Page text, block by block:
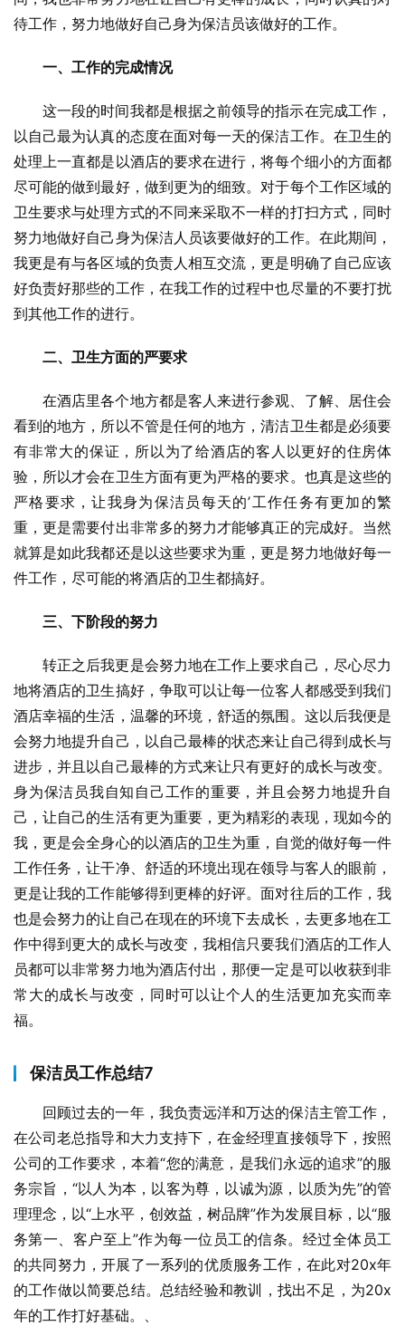
待工作，努力地做好自己身为保洁员该做好的工作。
一、工作的完成情况
这一段的时间我都是根据之前领导的指示在完成工作，
以自己最为认真的态度在面对每一天的保洁工作。在卫生的
处理上一直都是以酒店的要求在进行，将每个细小的方面都
尽可能的做到最好，做到更为的细致。对于每个工作区域的
卫生要求与处理方式的不同来采取不一样的打扫方式，同时
努力地做好自己身为保洁人员该要做好的工作。在此期间，
我更是有与各区域的负责人相互交流，更是明确了自己应该
好负责好那些的工作，在我工作的过程中也尽量的不要打扰
到其他工作的进行。
二、卫生方面的严要求
在酒店里各个地方都是客人来进行参观、了解、居住会
看到的地方，所以不管是任何的地方，清洁卫生都是必须要
有非常大的保证，所以为了给酒店的客人以更好的住房体
验，所以才会在卫生方面有更为严格的要求。也真是这些的
严格要求，让我身为保洁员每天的’工作任务有更加的繁
重，更是需要付出非常多的努力才能够真正的完成好。当然
就算是如此我都还是以这些要求为重，更是努力地做好每一
件工作，尽可能的将酒店的卫生都搞好。
三、下阶段的努力
转正之后我更是会努力地在工作上要求自己，尽心尽力
地将酒店的卫生搞好，争取可以让每一位客人都感受到我们
酒店幸福的生活，温馨的环境，舒适的氛围。这以后我便是
会努力地提升自己，以自己最棒的状态来让自己得到成长与
进步，并且以自己最棒的方式来让只有更好的成长与改变。
身为保洁员我自知自己工作的重要，并且会努力地提升自
己，让自己的生活有更为重要，更为精彩的表现，现如今的
我，更是会全身心的以酒店的卫生为重，自觉的做好每一件
工作任务，让干净、舒适的环境出现在领导与客人的眼前，
更是让我的工作能够得到更棒的好评。面对往后的工作，我
也是会努力的让自己在现在的环境下去成长，去更多地在工
作中得到更大的成长与改变，我相信只要我们酒店的工作人
员都可以非常努力地为酒店付出，那便一定是可以收获到非
常大的成长与改变，同时可以让个人的生活更加充实而幸
福。
保洁员工作总结7
回顾过去的一年，我负责远洋和万达的保洁主管工作，
在公司老总指导和大力支持下，在金经理直接领导下，按照
公司的工作要求，本着“您的满意，是我们永远的追求”的服
务宗旨，“以人为本，以客为尊，以诚为源，以质为先”的管
理理念，以“上水平，创效益，树品牌”作为发展目标，以“服
务第一、客户至上”作为每一位员工的信条。经过全体员工
的共同努力，开展了一系列的优质服务工作，在此对20x年
的工作做以简要总结。总结经验和教训，找出不足，为20x
年的工作打好基础。、